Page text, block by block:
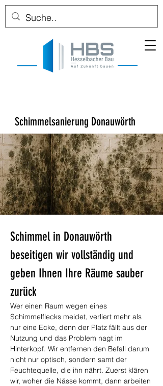
Schimmelsanierung Donauwörth
Schimmel in Donauwörth
beseitigen wir vollständig und
geben Ihnen Ihre Räume sauber
zurück
Wer einen Raum wegen eines
Schimmelflecks meidet, verliert mehr als
nur eine Ecke, denn der Platz fällt aus der
Nutzung und das Problem nagt im
Hinterkopf. Wir entfernen den Befall darum
nicht nur optisch, sondern samt der
Feuchtequelle, die ihn nährt. Zuerst klären
wir, woher die Nässe kommt, dann arbeiten